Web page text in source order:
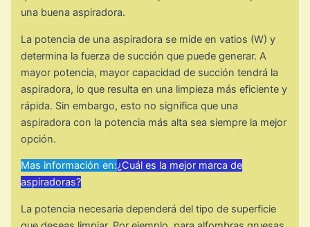
una buena aspiradora.
La potencia de una aspiradora se mide en vatios (W) y
determina la fuerza de succión que puede generar. A
mayor potencia, mayor capacidad de succión tendrá la
aspiradora, lo que resulta en una limpieza más eficiente y
rápida. Sin embargo, esto no significa que una
aspiradora con la potencia más alta sea siempre la mejor
opción.
Mas información en:¿Cuál es la mejor marca de
aspiradoras?
La potencia necesaria dependerá del tipo de superficie